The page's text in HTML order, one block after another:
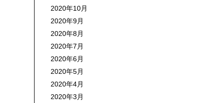
2020年10月
2020年9月
2020年8月
2020年7月
2020年6月
2020年5月
2020年4月
2020年3月